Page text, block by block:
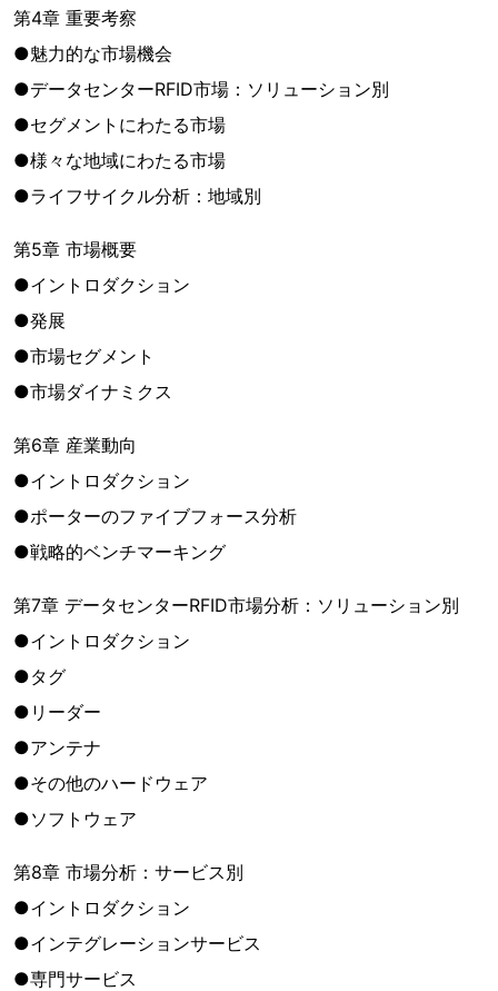
第4章 重要考察
●魅力的な市場機会
●データセンターRFID市場：ソリューション別
●セグメントにわたる市場
●様々な地域にわたる市場
●ライフサイクル分析：地域別
第5章 市場概要
●イントロダクション
●発展
●市場セグメント
●市場ダイナミクス
第6章 産業動向
●イントロダクション
●ポーターのファイブフォース分析
●戦略的ベンチマーキング
第7章 データセンターRFID市場分析：ソリューション別
●イントロダクション
●タグ
●リーダー
●アンテナ
●その他のハードウェア
●ソフトウェア
第8章 市場分析：サービス別
●イントロダクション
●インテグレーションサービス
●専門サービス